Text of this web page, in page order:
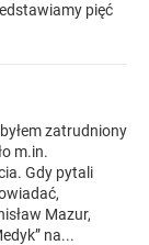
pięć
zatrudniony
m.in.
Gdy pytali
Mazur,
na...